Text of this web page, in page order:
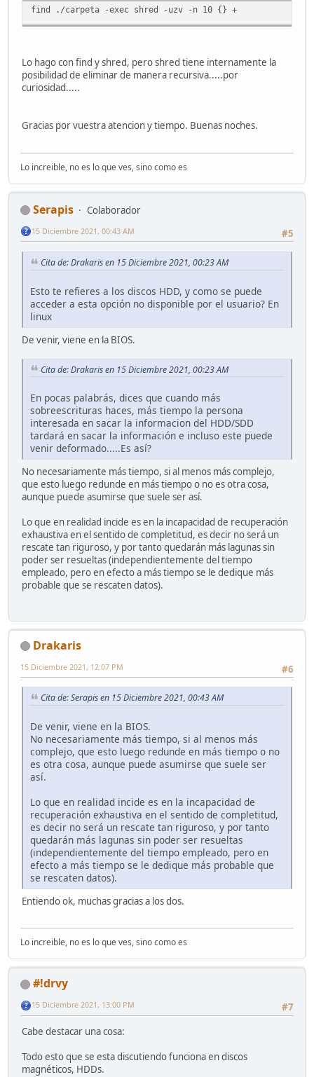
find ./carpeta -exec shred -uzv -n 10 {} +
Lo hago con find y shred, pero shred tiene internamente la
posibilidad de eliminar de manera recursiva.....por
curiosidad.....
Gracias por vuestra atencion y tiempo. Buenas noches.
Lo increible, no es lo que ves, sino como es
Serapis
Colaborador
#5
15 Diciembre 2021, 00:43 AM
Cita de: Drakaris en 15 Diciembre 2021, 00:23 AM
Esto te refieres a los discos HDD, y como se puede
acceder a esta opción no disponible por el usuario? En
linux
De venir, viene en la BIOS.
Cita de: Drakaris en 15 Diciembre 2021, 00:23 AM
En pocas palabrás, dices que cuando más
sobreescrituras haces, más tiempo la persona
interesada en sacar la informacion del HDD/SDD
tardará en sacar la información e incluso este puede
venir deformado.....Es así?
No necesariamente más tiempo, si al menos más complejo,
que esto luego redunde en más tiempo o no es otra cosa,
aunque puede asumirse que suele ser así.
Lo que en realidad incide es en la incapacidad de recuperación
exhaustiva en el sentido de completitud, es decir no será un
rescate tan riguroso, y por tanto quedarán más lagunas sin
poder ser resueltas (independientemente del tiempo
empleado, pero en efecto a más tiempo se le dedique más
probable que se rescaten datos).
Drakaris
#6
15 Diciembre 2021, 12:07 PM
Cita de: Serapis en 15 Diciembre 2021, 00:43 AM
De venir, viene en la BIOS.
No necesariamente más tiempo, si al menos más
complejo, que esto luego redunde en más tiempo o no
es otra cosa, aunque puede asumirse que suele ser
así.
Lo que en realidad incide es en la incapacidad de
recuperación exhaustiva en el sentido de completitud,
es decir no será un rescate tan riguroso, y por tanto
quedarán más lagunas sin poder ser resueltas
(independientemente del tiempo empleado, pero en
efecto a más tiempo se le dedique más probable que
se rescaten datos).
Entiendo ok, muchas gracias a los dos.
Lo increible, no es lo que ves, sino como es
#!drvy
#7
15 Diciembre 2021, 13:00 PM
Cabe destacar una cosa:
Todo esto que se esta discutiendo funciona en discos
magnéticos, HDDs.